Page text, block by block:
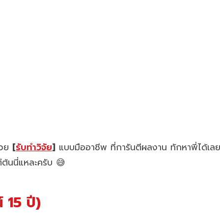
ย [รับทำวิจัย] แบบมืออาชีพ ที่การันตีผลงาน ทักหาพี่ได้เล
ต้นนี่แหละครับ 😅
15 ปี)